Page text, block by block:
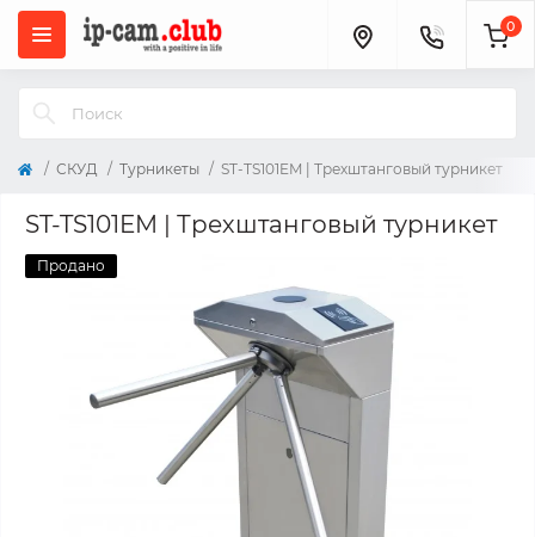
0
СКУД Турникеты ST-TS101EM | Трехштанговый турникет
ST-TS101EM | Трехштанговый турникет
Продано